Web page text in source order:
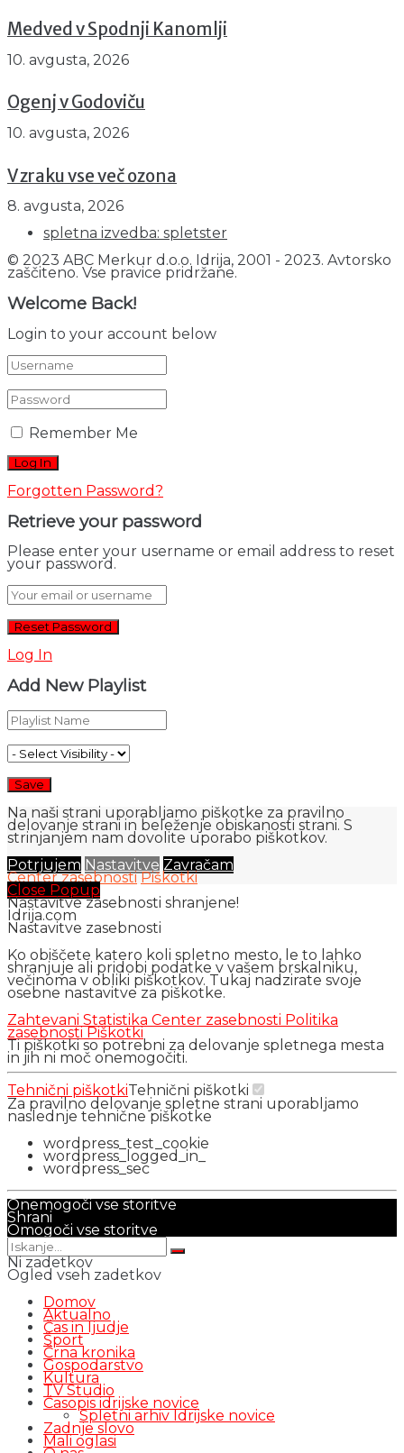
Medved v Spodnji Kanomlji
10. avgusta, 2026
Ogenj v Godoviču
10. avgusta, 2026
V zraku vse več ozona
8. avgusta, 2026
spletna izvedba: spletster
© 2023 ABC Merkur d.o.o. Idrija, 2001 - 2023. Avtorsko
zaščiteno. Vse pravice pridržane.
Welcome Back!
Login to your account below
Remember Me
Forgotten Password?
Retrieve your password
Please enter your username or email address to reset
your password.
Log In
Add New Playlist
Na naši strani uporabljamo piškotke za pravilno
delovanje strani in beleženje obiskanosti strani. S
strinjanjem nam dovolite uporabo piškotkov.
Potrjujem Nastavitve Zavračam
Center zasebnosti Piškotki
Close Popup
Nastavitve zasebnosti shranjene!
Idrija.com
Nastavitve zasebnosti
Ko obiščete katero koli spletno mesto, le to lahko
shranjuje ali pridobi podatke v vašem brskalniku,
večinoma v obliki piškotkov. Tukaj nadzirate svoje
osebne nastavitve za piškotke.
Zahtevani Statistika Center zasebnosti Politika
zasebnostiPiškotki
Ti piškotki so potrebni za delovanje spletnega mesta
in jih ni moč onemogočiti.
Tehnični piškotkiTehnični piškotki
Za pravilno delovanje spletne strani uporabljamo
naslednje tehnične piškotke
wordpress_test_cookie
wordpress_logged_in_
wordpress_sec
Onemogoči vse storitve
Shrani
Omogoči vse storitve
Ni zadetkov
Ogled vseh zadetkov
Domov
Aktualno
Čas in ljudje
Šport
Črna kronika
Gospodarstvo
Kultura
TV Studio
Časopis idrijske novice
Spletni arhiv Idrijske novice
Zadnje slovo
Mali oglasi